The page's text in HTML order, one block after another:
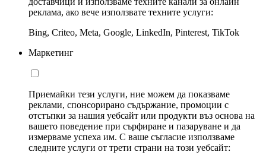
реклама, ако вече използвате техните услуги:
Bing, Criteo, Meta, Google, LinkedIn, Pinterest, TikTok
Маркетинг
Приемайки тези услуги, ние можем да показваме
реклами, спонсорирано съдържание, промоции с
отстъпки за нашия уебсайт или продукти въз основа на
вашето поведение при сърфиране и пазаруване и да
измерваме успеха им. С ваше съгласие използваме
следните услуги от трети страни на този уебсайт: